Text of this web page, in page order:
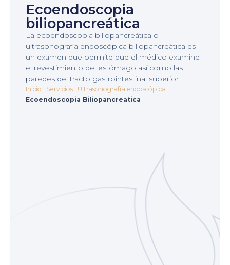
Ecoendoscopia
biliopancreática
La ecoendoscopia biliopancreática o
ultrasonografía endoscópica biliopancreática es
un examen que permite que el médico examine
el revestimiento del estómago así como las
paredes del tracto gastrointestinal superior.
Inicio Servicios Ultrasonografía endoscópica
Ecoendoscopia Biliopancreatica